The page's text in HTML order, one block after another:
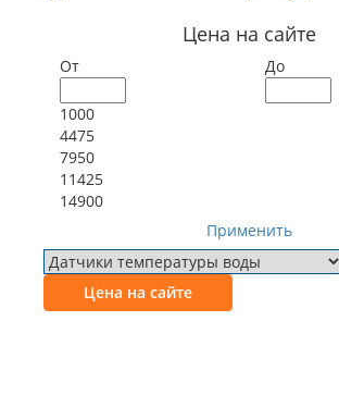
Цена на сайте
От До
1000
4475
7950
11425
14900
Применить
Цена на сайте